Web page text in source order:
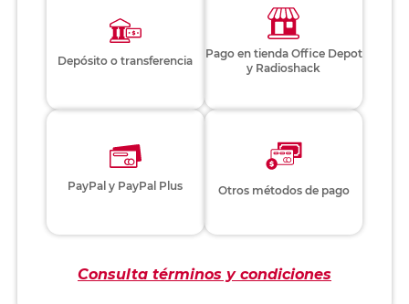
Depósito o transferencia
Pago en tienda Office Depot
y Radioshack
PayPal y PayPal Plus Otros métodos de pago
Consulta términos y condiciones